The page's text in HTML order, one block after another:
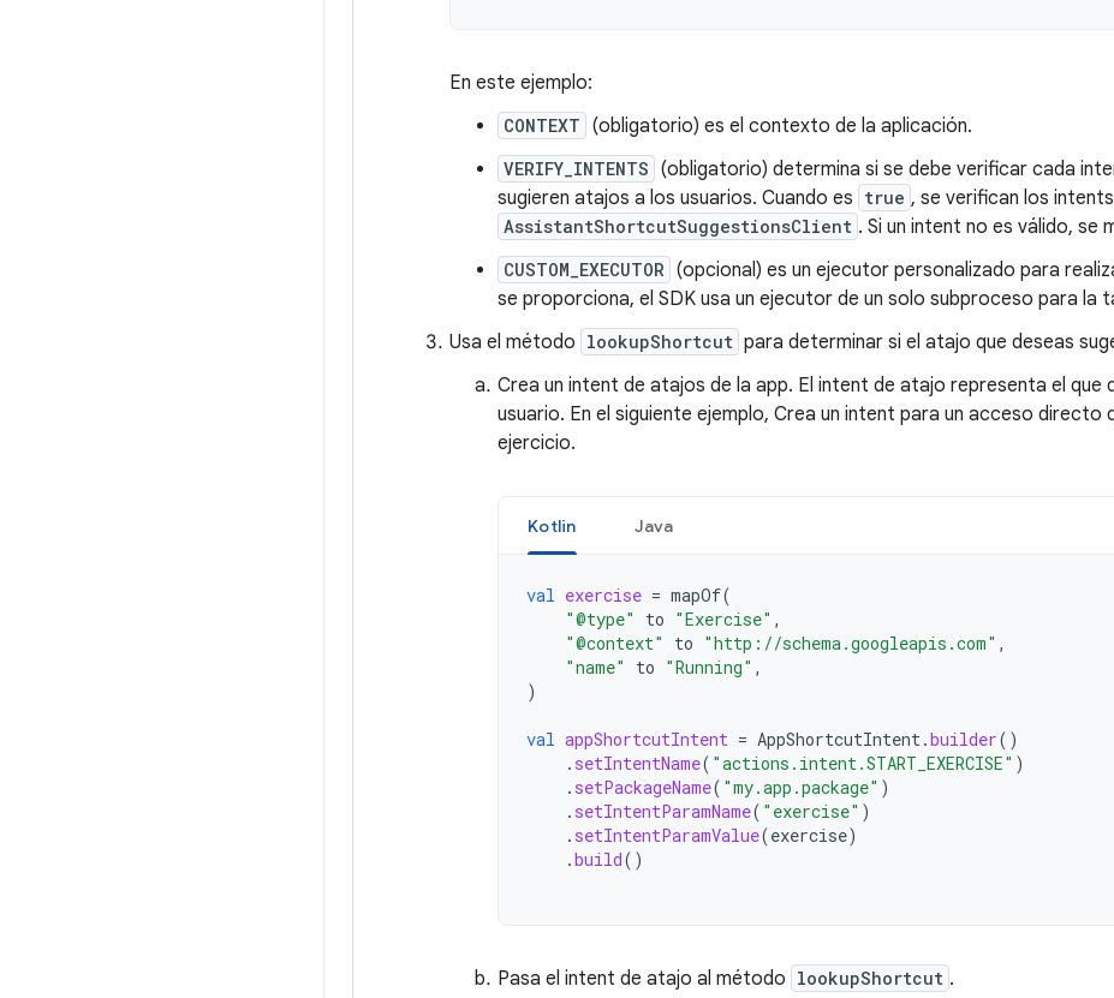
En este ejemplo:
CONTEXT (obligatorio) es el contexto de la aplicación.
VERIFY_INTENTS (obligatorio) determina si se debe verificar cada
sugieren atajos a los usuarios. Cuando es true , se verifican los
AssistantShortcutSuggestionsClient . Si un intent no es válido, se
CUSTOM_EXECUTOR (opcional) es un ejecutor personalizado para
se proporciona, el SDK usa un ejecutor de un solo subproceso para la
Usa el método lookupShortcut para determinar si el atajo que deseas
Crea un intent de atajos de la app. El intent de atajo representa el que
usuario. En el siguiente ejemplo, Crea un intent para un acceso directo
ejercicio.
Kotlin Java
val exercise = mapOf(
"@type"
to "Exercise" ,
"@context"
to "http://schema.googleapis.com" ,
"name"
to "Running" ,
)
val appShortcutIntent = AppShortcutIntent.builder()
. setIntentName( "actions.intent.START_EXERCISE" )
. setPackageName( "my.app.package" )
. setIntentParamName( "exercise" )
. setIntentParamValue(exercise)
.build()
Pasa el intent de atajo al método lookupShortcut .